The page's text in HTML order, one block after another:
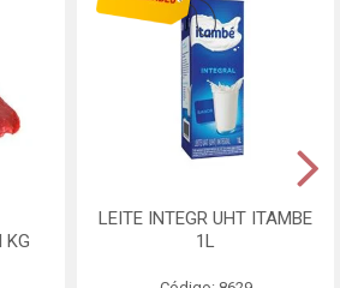
KG
LEITE INTEGR UHT ITAMBE
1L